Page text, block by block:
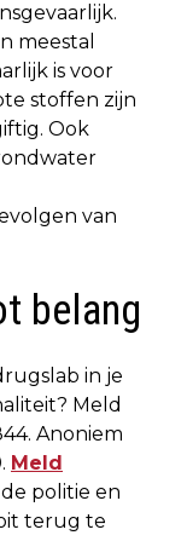
meestal
is voor
stoffen zijn
Ook
van
belang
in je
Meld
Anoniem
Meld
politie en
terug te